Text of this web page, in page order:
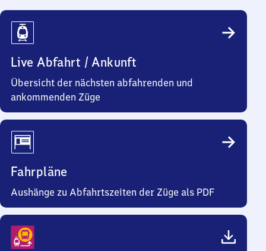
Reiseinfos
Live Abfahrt / Ankunft
Übersicht der nächsten abfahrenden und
ankommenden Züge
Fahrpläne
Aushänge zu Abfahrtszeiten der Züge als PDF